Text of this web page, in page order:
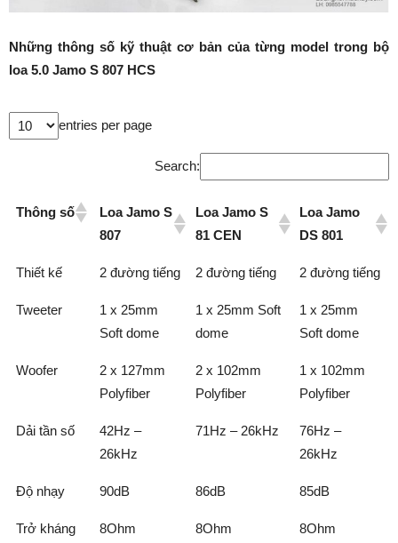
Những thông số kỹ thuật cơ bản của từng model trong bộ
loa 5.0 Jamo S 807 HCS
entries per page
Search:
Thông số
Loa Jamo S
807
Loa Jamo S
81 CEN
Loa Jamo
DS 801
Thiết kế 2 đường tiếng 2 đường tiếng 2 đường tiếng
Tweeter
1 x 25mm
Soft dome
1 x 25mm Soft
dome
1 x 25mm
Soft dome
Woofer
2 x 127mm
Polyfiber
2 x 102mm
Polyfiber
1 x 102mm
Polyfiber
Dải tần số
42Hz –
26kHz
71Hz – 26kHz
76Hz –
26kHz
Độ nhạy 90dB 86dB 85dB
Trở kháng 8Ohm 8Ohm 8Ohm